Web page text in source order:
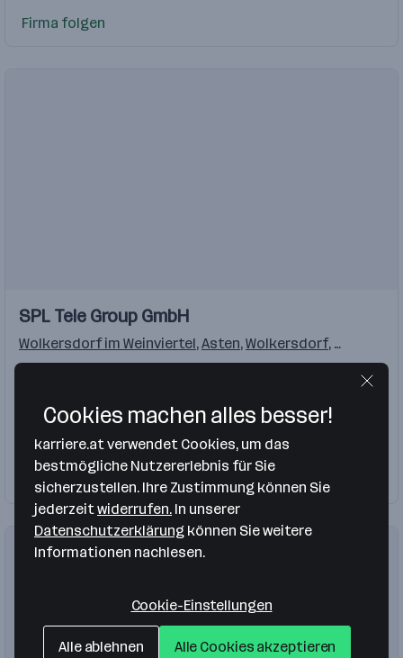
Firma folgen
Einblicke
SPL Tele Group GmbH
Wolkersdorf im Weinviertel,Asten,Wolkersdorf, Friedberg
Mobilfunk Techniker Bauleiter
Disponent
Mobilfunkmonteur
Firma folgen 9 Jobs
Cookies machen alles besser!
karriere.at verwendet Cookies, um das
bestmögliche Nutzererlebnis für Sie
sicherzustellen. Ihre Zustimmung können Sie
jederzeitwiderrufen. In unserer
Datenschutzerklärung können Sie weitere
Informationen nachlesen.
Cookie-Einstellungen
Alle ablehnen Alle Cookies akzeptieren